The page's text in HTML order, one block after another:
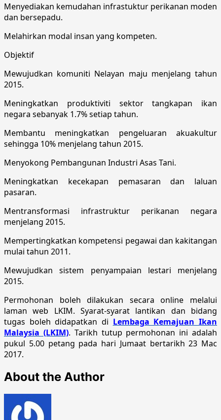
Menyediakan kemudahan infrastuktur perikanan moden
dan bersepadu.
Melahirkan modal insan yang kompeten.
Objektif
Mewujudkan komuniti Nelayan maju menjelang tahun
2015.
Meningkatkan produktiviti sektor tangkapan ikan
negara sebanyak 1.7% setiap tahun.
Membantu meningkatkan pengeluaran akuakultur
sehingga 10% menjelang tahun 2015.
Menyokong Pembangunan Industri Asas Tani.
Meningkatkan kecekapan pemasaran dan laluan
pasaran.
Mentransformasi infrastruktur perikanan negara
menjelang 2015.
Mempertingkatkan kompetensi pegawai dan kakitangan
mulai tahun 2011.
Mewujudkan sistem penyampaian lestari menjelang
2015.
Permohonan boleh dilakukan secara online melalui
laman web LKIM. Syarat-syarat lantikan dan bidang
tugas boleh didapatkan di Lembaga Kemajuan Ikan
Malaysia (LKIM). Tarikh tutup permohonan ini adalah
pukul 5.00 petang pada hari Jumaat bertarikh 23 Mac
2017.
About the Author